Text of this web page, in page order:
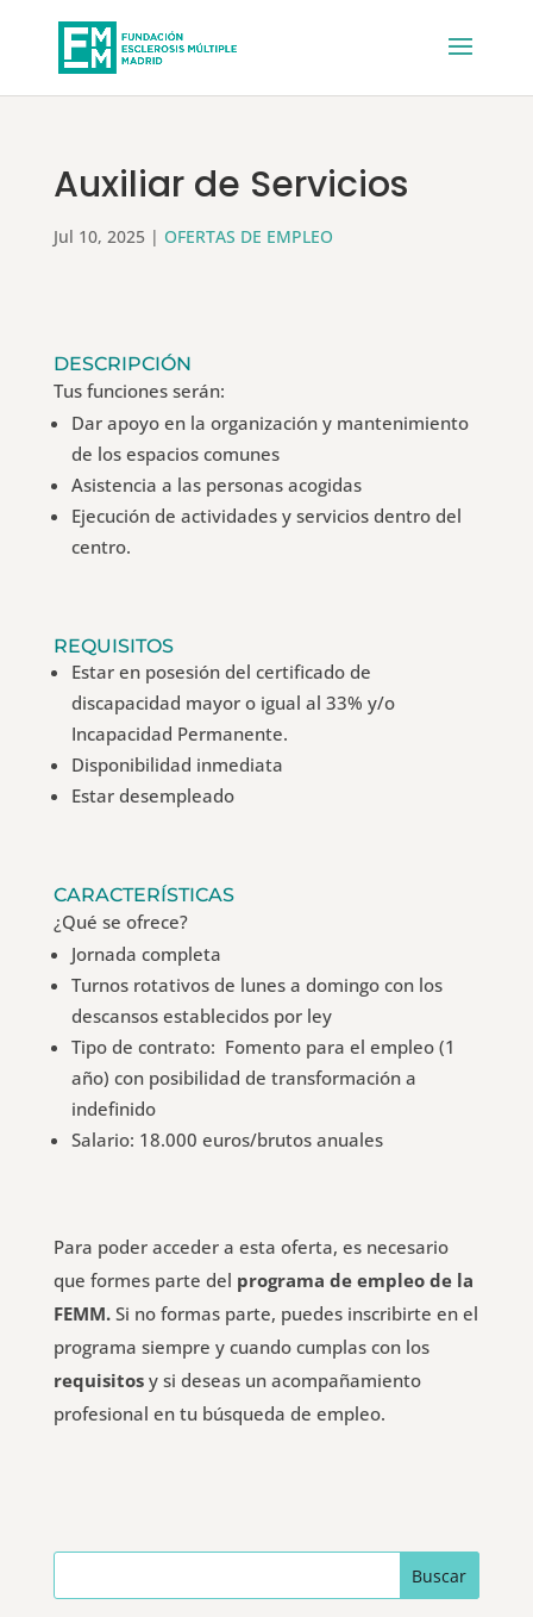
Auxiliar de Servicios
Jul 10, 2025| OFERTAS DE EMPLEO
DESCRIPCIÓN
Tus funciones serán:
Dar apoyo en la organización y mantenimiento
de los espacios comunes
Asistencia a las personas acogidas
Ejecución de actividades y servicios dentro del
centro.
REQUISITOS
Estar en posesión del certificado de
discapacidad mayor o igual al 33% y/o
Incapacidad Permanente.
Disponibilidad inmediata
Estar desempleado
CARACTERÍSTICAS
¿Qué se ofrece?
Jornada completa
Turnos rotativos de lunes a domingo con los
descansos establecidos por ley
Tipo de contrato: Fomento para el empleo (1
año) con posibilidad de transformación a
indefinido
Salario: 18.000 euros/brutos anuales
Para poder acceder a esta oferta, es necesario
que formes parte del programa de empleo de la
FEMM.Si no formas parte, puedes inscribirte en el
programa siempre y cuando cumplas con los
requisitosy si deseas un acompañamiento
profesional en tu búsqueda de empleo.